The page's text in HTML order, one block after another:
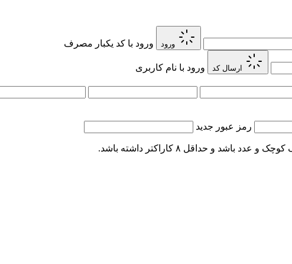
ورود ورود با کد یکبار مصرف
ارسال کد ورود با نام کاربری
رمز عبور جدید
و حداقل ۸ کاراکتر داشته باشد.